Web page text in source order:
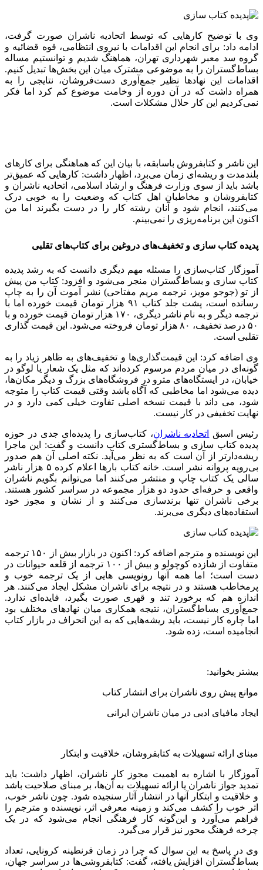
وی با توضیح کارهایی که توسط اتحادیه ناشران صورت گرفت،
ادامه داد: برای انجام این اقدامات با نیروی انتظامی، قوه قضائیه و
گروه سد معبر شهرداری تهران، هماهنگ شدیم و توانستیم مساله
بساط‌گستران را به موضوعی مشترک میان این بخش‌ها تبدیل کنیم.
اقدامات این نهادها نظیر جمع‌آوری دست‌فروشان، نتایجی را به
همراه داشت که در آن دوره از وخامت موضوع کم کرد اما فکر
نمی‌کردیم این کار حلال مشکلات است.
این ناشر و کتابفروش باسابقه، با بیان این که هماهنگی برای کارهای
بلندمدت و ریشه‌ای زمان می‌برد، اظهار داشت: کارهایی که عمیق‌تر
باشد باید از سوی وزارت فرهنگ و ارشاد اسلامی، اتحادیه ناشران و
کتابفروشان و مخاطبان اهل کتاب که وضعیت را به خوبی درک
می‌کنند، انجام شود و آنان رشته کار را در دست بگیرند اما من
اکنون این برنامه‌ریزی را نمی‌بینم.
پدیده کتاب سازی و تخفیف‌های دروغین برای کتاب‌های تقلبی
آموزگار کتاب‌سازی را مسئله مهم دیگری دانست که به رشد پدیده
کتاب سازی و بساط‌گستران منجر می‌شود و افزود: کتاب من پیش
از تو (جوجو مویز، ترجمه مریم مفتاحی) نشر آموت آن را به چاپ
رسانده است، پشت جلد کتاب ۹۱ هزار تومان قیمت خورده اما با
ترجمه دیگر و به نام ناشر دیگری، ۱۷۰ هزار تومان قیمت خورده و با
۵۰ درصد تخفیف، ۸۰ هزار تومان فروخته می‌شود. این قیمت گذاری
تقلبی است.
وی اضافه کرد: این قیمت‌گذاری‌ها و تخفیف‌های به ظاهر زیاد را به
گونه‌ای در میان مردم مرسوم کرده‌اند که مثل یک شعار یا لوگو در
خیابان، در ایستگاه‌های مترو در فروشگاه‌های بزرگ و دیگر مکان‌ها،
دیده می‌شود اما مخاطبی که آگاه باشد وقتی قیمت کتاب را متوجه
شود، می داند با قیمت نسخه اصلی تفاوت خیلی کمی دارد و در
نهایت تخفیفی در کار نیست.
رئیس اسبق اتحادیه ناشران، کتاب‌سازی را پدیده‌ای جدی در حوزه
پدیده کتاب سازی و بساط‌گستری کتاب دانست و گفت: این ماجرا
ریشه‌دارتر از آن است که به نظر می‌آید. نکته اصلی آن هم صدور
بی‌رویه پروانه نشر است. خانه کتاب بارها اعلام کرده ۵ هزار ناشر
سالی یک کتاب چاپ و منتشر می‌کنند اما می‌توانم بگویم ناشران
واقعی و حرفه‌ای حدود دو هزار مجموعه در سراسر کشور هستند.
برخی ناشران تنها برندسازی می‌کنند و از نشان و مجوز خود
استفاده‌های دیگری می‌برند.
این نویسنده و مترجم اضافه کرد: اکنون در بازار بیش از ۱۵۰ ترجمه
متفاوت از شازده کوچولو و بیش از ۱۰۰ ترجمه از قلعه حیوانات در
دست است؛ اما همه آنها رونویسی هایی از یک ترجمه خوب و
پرمخاطب هستند و در نتیجه برای ناشران مشکل ایجاد می‌کنند. هر
اندازه هم که برخورد تند و قهری صورت بگیرد، فایده‌ای ندارد.
جمع‌آوری بساط‌گستران، نتیجه همکاری میان نهادهای مختلف بود
اما چاره کار نیست، باید ریشه‌هایی که به این انحراف در بازار کتاب
انجامیده است، زده شود.
بیشتر بخوانید:
موانع پیش روی ناشران برای انتشار کتاب
ایجاد مافیای ادبی در میان ناشران ایرانی
مبنای ارائه تسهیلات به کتابفروشان، خلاقیت و ابتکار
آموزگار با اشاره به اهمیت مجوز کار ناشران، اظهار داشت: باید
تمدید جواز ناشران یا ارائه تسهیلات به آن‌ها، بر مبنای صلاحیت باشد
و خلاقیت و ابتکار آنها در انتشار آثار سنجیده شود. چون ناشر خوب،
اثر خوب را کشف می‌کند و زمینه معرفی اثر، نویسنده و مترجم را
فراهم می‌آورد و این‌گونه کار فرهنگی انجام می‌شود که در یک
چرخه فرهنگ محور نیز قرار می‌گیرد.
وی در پاسخ به این سوال که چرا در زمان قرنطینه کرونایی، تعداد
بساط‌گستران افزایش یافته، گفت: کتابفروشی‌ها در سراسر جهان،